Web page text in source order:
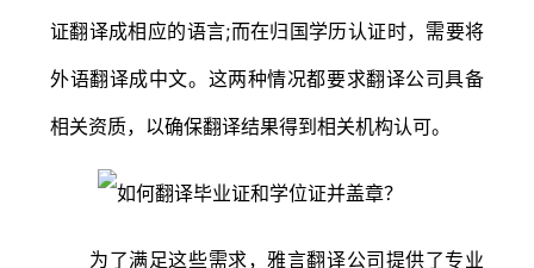
证翻译成相应的语言;而在归国学历认证时，需要将
外语翻译成中文。这两种情况都要求翻译公司具备
相关资质，以确保翻译结果得到相关机构认可。
为了满足这些需求，雅言翻译公司提供了专业